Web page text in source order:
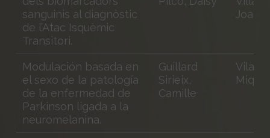
sanguinis al diagnòstic
de l’Atac Isquèmic
Transitori.
Joan
Modulación basada en
el sexo de la patología
de la enfermedad de
Parkinson ligada a la
neuromelanina.
Guillard
Sirieix,
Camille
Vila
Miquel